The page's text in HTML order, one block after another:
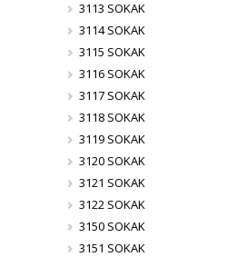
3113 SOKAK
3114 SOKAK
3115 SOKAK
3116 SOKAK
3117 SOKAK
3118 SOKAK
3119 SOKAK
3120 SOKAK
3121 SOKAK
3122 SOKAK
3150 SOKAK
3151 SOKAK